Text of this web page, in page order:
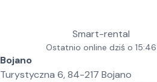
Smart-rental
Ostatnio online dziś o 15:46
Bojano
Turystyczna 6, 84-217 Bojano